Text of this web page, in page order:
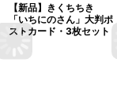
【新品】きくちちき
「いちにのさん」大判ポ
ストカード・3枚セット